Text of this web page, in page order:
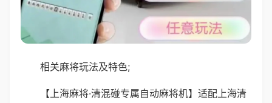
相关麻将玩法及特色;
【上海麻将·清混碰专属自动麻将机】适配上海清